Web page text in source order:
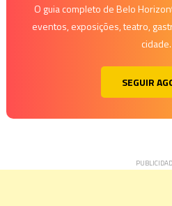
O guia completo de Belo
eventos, exposições, teatro,
cidade.
SEGUIR